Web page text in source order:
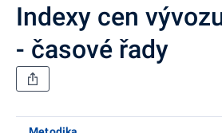
Indexy cen
- časové řady